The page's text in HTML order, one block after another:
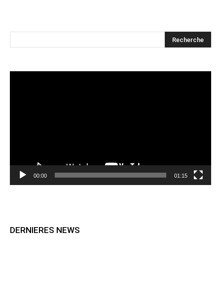
00:00 01:15
DERNIERES NEWS